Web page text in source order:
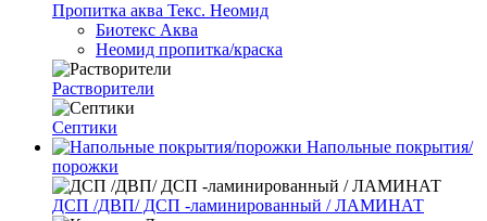
Пропитка аква Текс. Неомид
Биотекс Аква
Неомид пропитка/краска
Растворители
Септики
Напольные покрытия/
порожки
ДСП /ДВП/ ДСП -ламинированный / ЛАМИНАТ